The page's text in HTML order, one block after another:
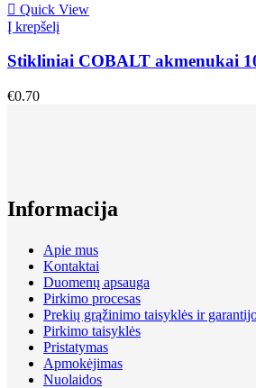
Quick View
Į krepšelį
Stikliniai COBALT akmenukai
€0.70
Informacija
Apie mus
Kontaktai
Duomenų apsauga
Pirkimo procesas
Prekių grąžinimo taisyklės ir
Pirkimo taisyklės
Pristatymas
Apmokėjimas
Nuolaidos